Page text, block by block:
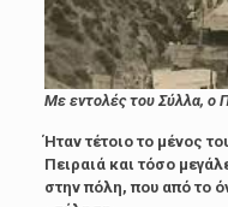
Με εντολές του Σύλλα, ο
Ήταν τέτοιο το μένος
Πειραιά και τόσο
στην πόλη, που από το